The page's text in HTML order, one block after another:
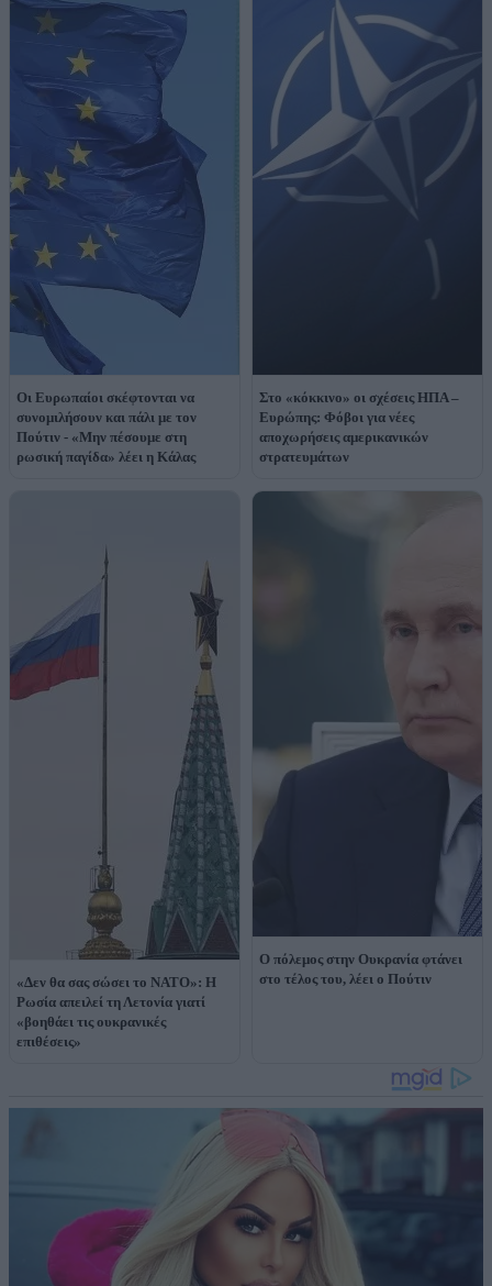
Οι Ευρωπαίοι σκέφτονται να
συνομιλήσουν και πάλι με τον
Πούτιν - «Μην πέσουμε στη
ρωσική παγίδα» λέει η Κάλας
Στο «κόκκινο» οι σχέσεις ΗΠΑ –
Ευρώπης: Φόβοι για νέες
αποχωρήσεις αμερικανικών
στρατευμάτων
«Δεν θα σας σώσει το ΝΑΤΟ»: Η
Ρωσία απειλεί τη Λετονία γιατί
«βοηθάει τις ουκρανικές
επιθέσεις»
O πόλεμος στην Ουκρανία φτάνει
στο τέλος του, λέει ο Πούτιν